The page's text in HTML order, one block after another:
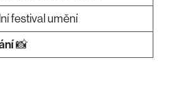
festival umění
📸